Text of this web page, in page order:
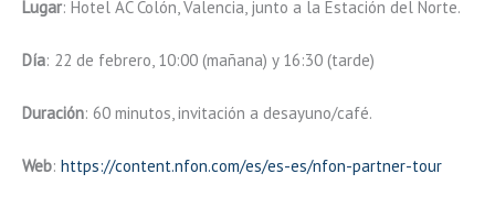
Lugar: Hotel AC Colón, Valencia, junto a la Estación del Norte.
Día: 22 de febrero, 10:00 (mañana) y 16:30 (tarde)
Duración: 60 minutos, invitación a desayuno/café.
Web: https://content.nfon.com/es/es-es/nfon-partner-tour